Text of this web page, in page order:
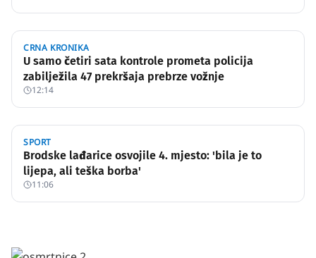
CRNA KRONIKA
U samo četiri sata kontrole prometa policija
zabilježila 47 prekršaja prebrze vožnje
12:14
SPORT
Brodske lađarice osvojile 4. mjesto: 'bila je to
lijepa, ali teška borba'
11:06